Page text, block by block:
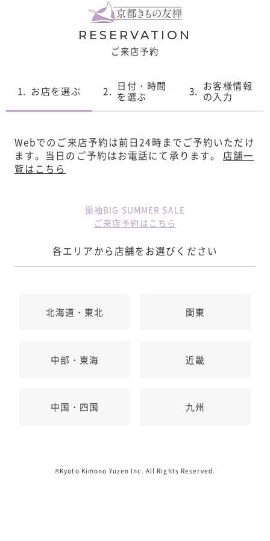
RESERVATION
ご来店予約
1. お店を選ぶ 2. 日付・時間
を選ぶ 3. お客様情報
の入力
Webでのご来店予約は前日24時までご予約いただけ
ます。 当日のご予約はお電話にて承ります。 店舗一
覧はこちら
振袖BIG SUMMER SALE
ご来店予約はこちら
各エリアから店舗をお選びください
北海道・東北 関東
中部・東海 近畿
中国・四国 九州
©Kyoto Kimono Yuzen Inc. All Rights Reserved.